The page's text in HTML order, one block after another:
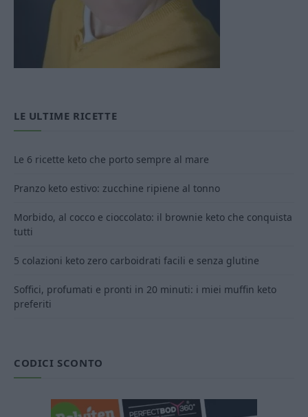
LE ULTIME RICETTE
Le 6 ricette keto che porto sempre al mare
Pranzo keto estivo: zucchine ripiene al tonno
Morbido, al cocco e cioccolato: il brownie keto che conquista
tutti
5 colazioni keto zero carboidrati facili e senza glutine
Soffici, profumati e pronti in 20 minuti: i miei muffin keto
preferiti
CODICI SCONTO